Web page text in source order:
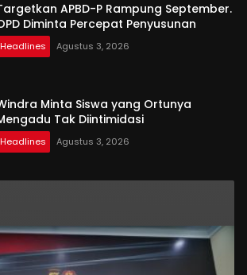
APBD-P Rampung September.
Diminta Percepat Penyusunan
Headlines Agustus 3, 2026
Minta Siswa yang Ortunya
Tak Diintimidasi
Headlines Agustus 3, 2026